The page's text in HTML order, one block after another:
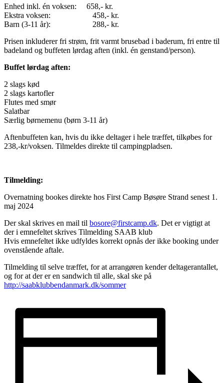
Enhed inkl. én voksen: 658,- kr.
Ekstra voksen: 458,- kr.
Barn (3-11 år): 288,- kr.
Prisen inkluderer fri strøm, frit varmt brusebad i baderum, fri entre til
badeland og buffeten lørdag aften (inkl. én genstand/person).
Buffet lørdag aften:
2 slags kød
2 slags kartofler
Flutes med smør
Salatbar
Særlig børnemenu (børn 3-11 år)
Aftenbuffeten kan, hvis du ikke deltager i hele træffet, tilkøbes for
238,-kr/voksen. Tilmeldes direkte til campingpladsen.
Tilmelding:
Overnatning bookes direkte hos First Camp Bøsøre Strand senest 1.
maj 2024
Der skal skrives en mail til bosore@firstcamp.dk. Det er vigtigt at
der i emnefeltet skrives Tilmelding SAAB klub
Hvis emnefeltet ikke udfyldes korrekt opnås der ikke booking under
ovenstående aftale.
Tilmelding til selve træffet, for at arrangøren kender deltagerantallet,
og for at der er en sandwich til alle, skal ske på
http://saabklubbendanmark.dk/sommer